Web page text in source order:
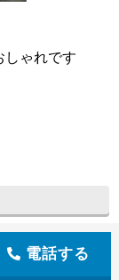
ゃれです
電話する